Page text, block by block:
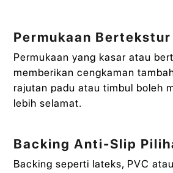
Permukaan Bertekstur
Permukaan yang kasar atau
memberikan cengkaman
rajutan padu atau timbul boleh
lebih selamat.
Backing Anti-Slip
Backing seperti lateks, PVC